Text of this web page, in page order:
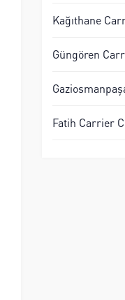
Kağıthane
Güngören
Fatih Carrier